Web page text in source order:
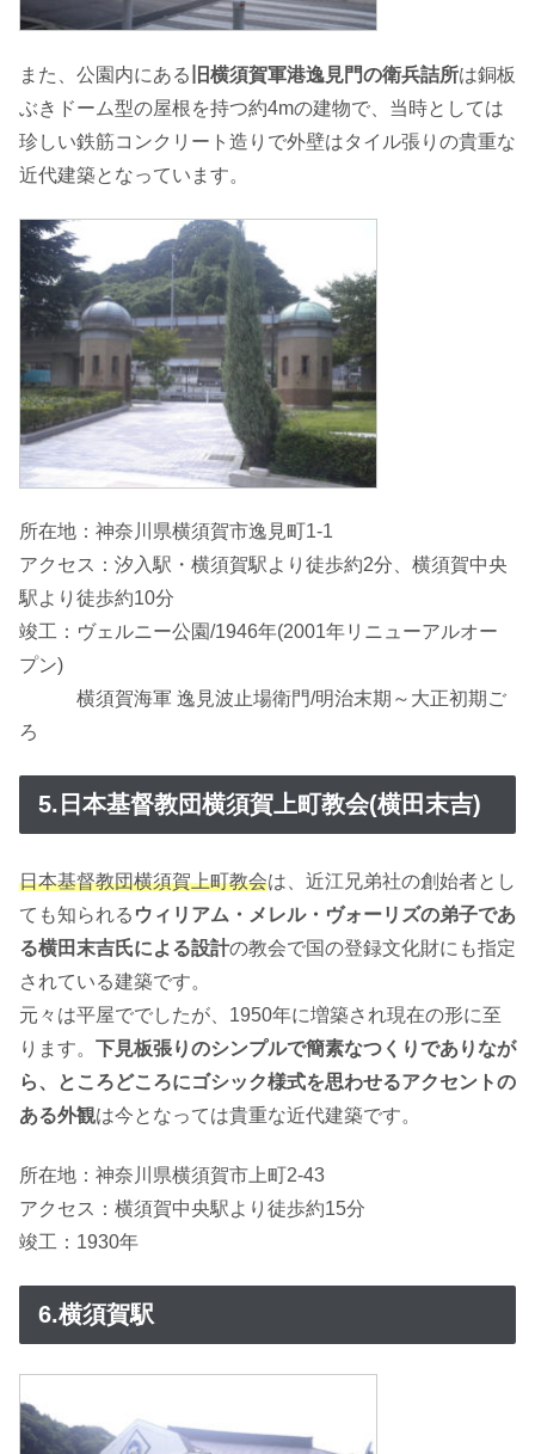
また、公園内にある 旧横須賀軍港逸見門の衛兵詰所は銅板
ぶきドーム型の屋根を持つ約4mの建物で、当時としては
珍しい鉄筋コンクリート造りで外壁はタイル張りの貴重な
近代建築となっています。
所在地：神奈川県横須賀市逸見町1-1
アクセス：汐入駅・横須賀駅より徒歩約2分、横須賀中央
駅より徒歩約10分
竣工：ヴェルニー公園/1946年(2001年リニューアルオー
プン)
横須賀海軍 逸見波止場衛門/明治末期～大正初期ご
ろ
5.日本基督教団横須賀上町教会(横田末吉)
日本基督教団横須賀上町教会は、近江兄弟社の創始者とし
ても知られる ウィリアム・メレル・ヴォーリズの弟子であ
る横田末吉氏による設計の教会で国の登録文化財にも指定
されている建築です。
元々は平屋ででしたが、1950年に増築され現在の形に至
ります。 下見板張りのシンプルで簡素なつくりでありなが
ら、ところどころにゴシック様式を思わせるアクセントの
ある外観は今となっては貴重な近代建築です。
所在地：神奈川県横須賀市上町2-43
アクセス：横須賀中央駅より徒歩約15分
竣工：1930年
6.横須賀駅